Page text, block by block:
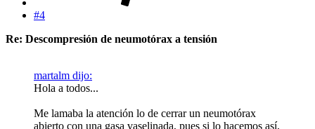
#4
Re: Descompresión de neumotórax a tensión
martalm dijo:
Hola a todos...
Me lamaba la atención lo de cerrar un neumotórax
abierto con una gasa vaselinada, pues si lo hacemos así,